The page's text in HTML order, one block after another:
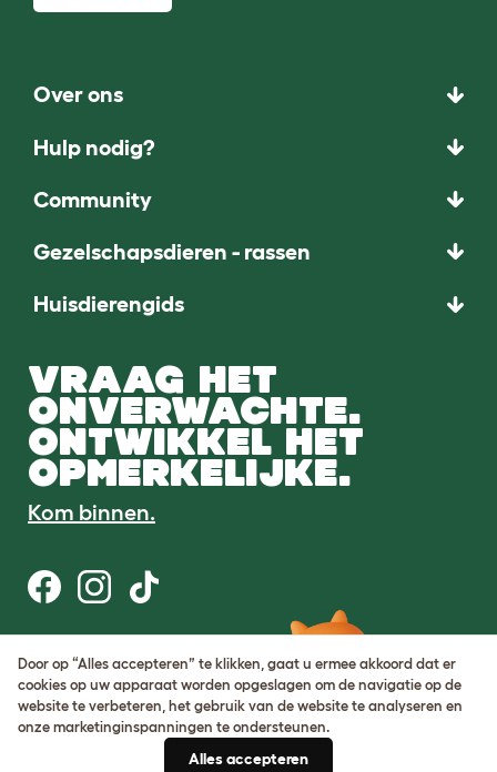
Over ons
Hulp nodig?
Community
Gezelschapsdieren - rassen
Huisdierengids
VRAAG HET
ONVERWACHTE.
ONTWIKKEL HET
OPMERKELIJKE.
Kom binnen.
Gebruiksvoorwaarden
Cookie & privacybeleid
Cookie Settings
Sitemap
Door op “Alles accepteren” te klikken, gaat u ermee akkoord dat er
cookies op uw apparaat worden opgeslagen om de navigatie op de
website te verbeteren, het gebruik van de website te analyseren en
onze marketinginspanningen te ondersteunen.
Alles accepteren